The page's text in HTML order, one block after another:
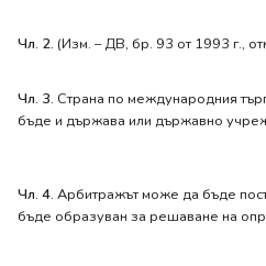
Чл. 2. (Изм. – ДВ, бр. 93 от 1993 г.,
Чл. 3. Страна по международния
бъде и държава или държавно
Чл. 4. Арбитражът може да бъде
бъде образуван за решаване на